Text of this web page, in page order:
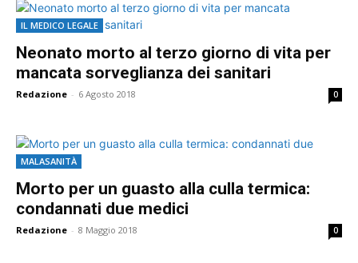
IL MEDICO LEGALE
Neonato morto al terzo giorno di vita per
mancata sorveglianza dei sanitari
Redazione - 6 Agosto 2018 0
MALASANITÀ
Morto per un guasto alla culla termica:
condannati due medici
Redazione - 8 Maggio 2018 0